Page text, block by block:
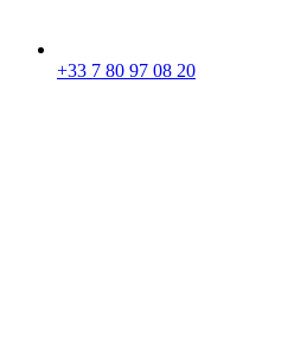
+33 7 80 97 08 20